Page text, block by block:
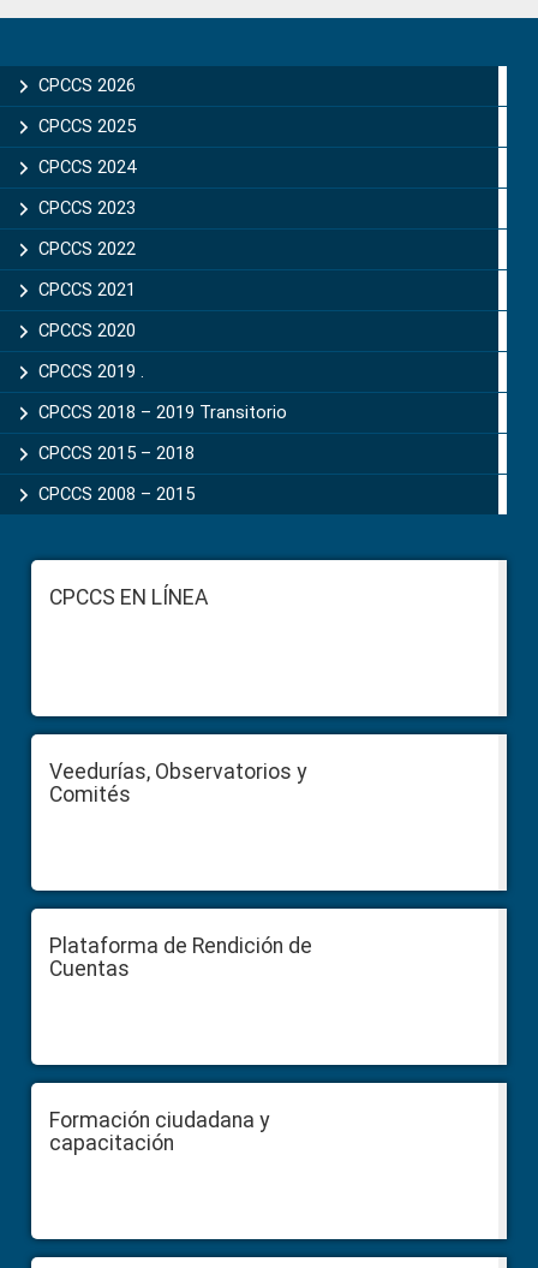
Sidebar
CPCCS 2026
CPCCS 2025
CPCCS 2024
CPCCS 2023
CPCCS 2022
CPCCS 2021
CPCCS 2020
CPCCS 2019 .
CPCCS 2018 – 2019 Transitorio
CPCCS 2015 – 2018
CPCCS 2008 – 2015
FooterCPCCS EN LÍNEA
Veedurías, Observatorios y
Comités
Plataforma de Rendición de
Cuentas
Formación ciudadana y
capacitación